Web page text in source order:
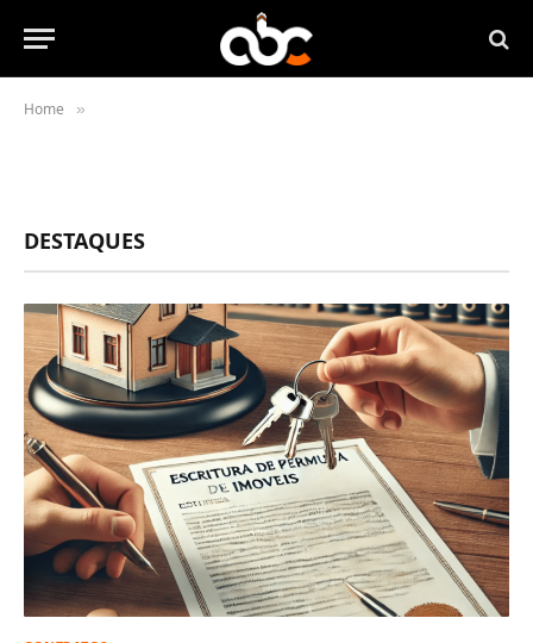
Home »
DESTAQUES